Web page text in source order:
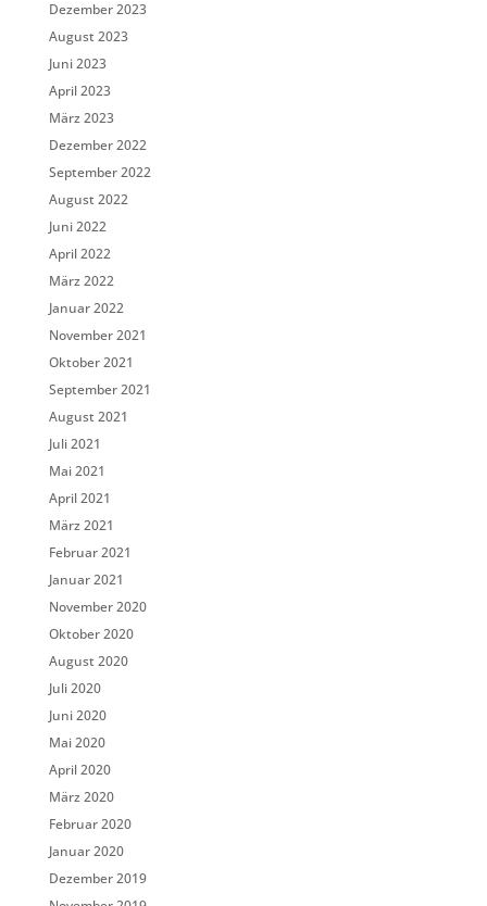
Dezember 2023
August 2023
Juni 2023
April 2023
März 2023
Dezember 2022
September 2022
August 2022
Juni 2022
April 2022
März 2022
Januar 2022
November 2021
Oktober 2021
September 2021
August 2021
Juli 2021
Mai 2021
April 2021
März 2021
Februar 2021
Januar 2021
November 2020
Oktober 2020
August 2020
Juli 2020
Juni 2020
Mai 2020
April 2020
März 2020
Februar 2020
Januar 2020
Dezember 2019